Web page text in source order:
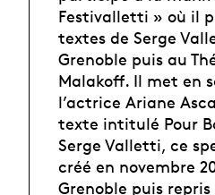
Festivalletti » où il
textes de Serge
Grenoble puis au
Malakoff. Il met en
l’actrice Ariane
texte intitulé Pour
Serge Valletti, ce
créé en novembre
Grenoble puis